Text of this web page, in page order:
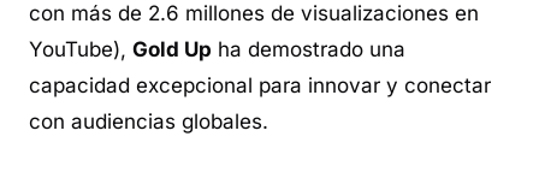
con más de 2.6 millones de visualizaciones en
YouTube), Gold Up ha demostrado una
capacidad excepcional para innovar y conectar
con audiencias globales.